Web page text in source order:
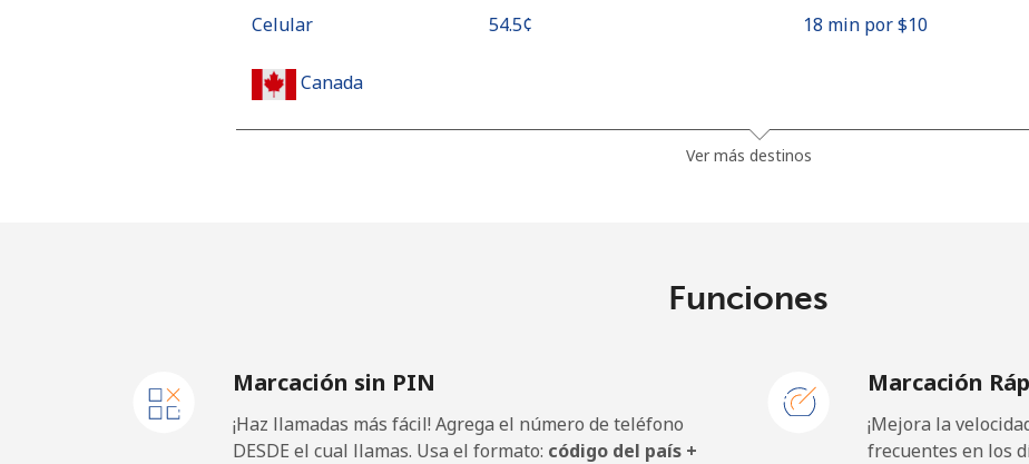
Celular ⁦54.5¢⁩ 18 min por ⁦$10⁩
Canada
Caribbean Netherlands
Línea fija ⁦23.5¢⁩ 42 min por ⁦$10⁩
Ver más destinos
Funciones
Marcación sin PIN
¡Haz llamadas más fácil! Agrega el número de teléfono
DESDE el cual llamas. Usa el formato: código del país +
Marcación
¡Mejora la
frecuentes en los